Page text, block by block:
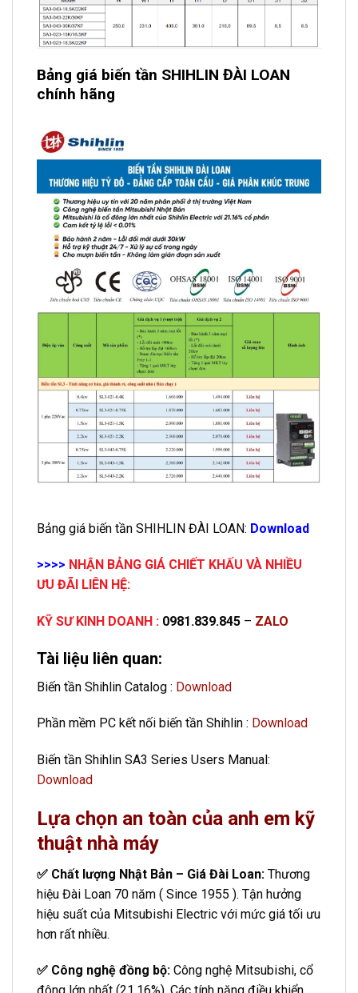
Bảng giá biến tần SHIHLIN ĐÀI LOAN
chính hãng
Bảng giá biến tần SHIHLIN ĐÀI LOAN: Download
>>>> NHẬN BẢNG GIÁ CHIẾT KHẤU VÀ NHIỀU
ƯU ĐÃI LIÊN HỆ:
KỸ SƯ KINH DOANH : 0981.839.845 – ZALO
Tài liệu liên quan:
Biến tần Shihlin Catalog : Download
Phần mềm PC kết nối biến tần Shihlin : Download
Biến tần Shihlin SA3 Series Users Manual:
Download
Lựa chọn an toàn của anh em kỹ
thuật nhà máy
✅ Chất lượng Nhật Bản – Giá Đài Loan: Thương
hiệu Đài Loan 70 năm ( Since 1955 ). Tận hưởng
hiệu suất của Mitsubishi Electric với mức giá tối ưu
hơn rất nhiều.
✅ Công nghệ đồng bộ: Công nghệ Mitsubishi, cổ